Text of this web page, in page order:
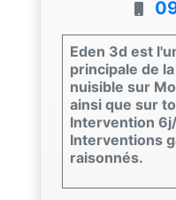
Eden 3d est
principale de
nuisible sur
ainsi que sur
Intervention
Interventions
raisonnés.